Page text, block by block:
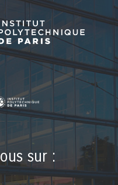
sur :